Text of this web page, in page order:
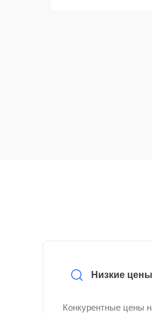
Низкие цены
Конкурентные цены